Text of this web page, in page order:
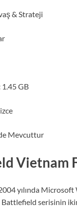
& Strateji
1.45 GB
Mevcuttur
Vietnam
2004 yılında
Battlefield serisinin